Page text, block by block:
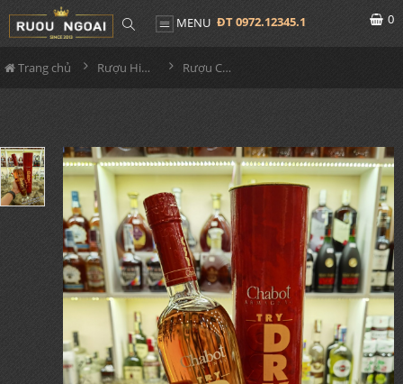
MENU ĐT 0972.12345.1 0
Trang chủ Rượu Hiếm - Cũ Rượu Chabot Dry 500ml